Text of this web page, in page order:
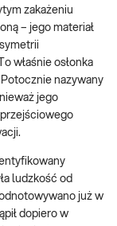
zakażeniu
– jego materiał
właśnie osłonka
nazywany
jego
ludzkość od
już w
dopiero w